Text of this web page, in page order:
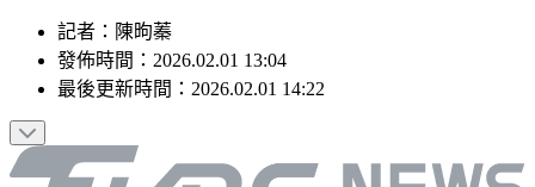
記者 ： 陳昫蓁
發佈時間： 2026.02.01 13:04
最後更新時間： 2026.02.01 14:22